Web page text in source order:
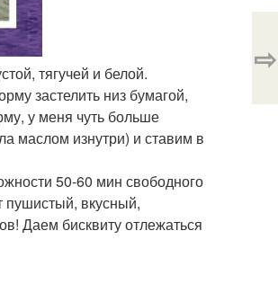
тягучей и белой.
застелить низ бумагой,
у меня чуть больше
маслом изнутри) и ставим в
50-60 мин свободного
пушистый, вкусный,
Даем бисквиту отлежаться
⇨